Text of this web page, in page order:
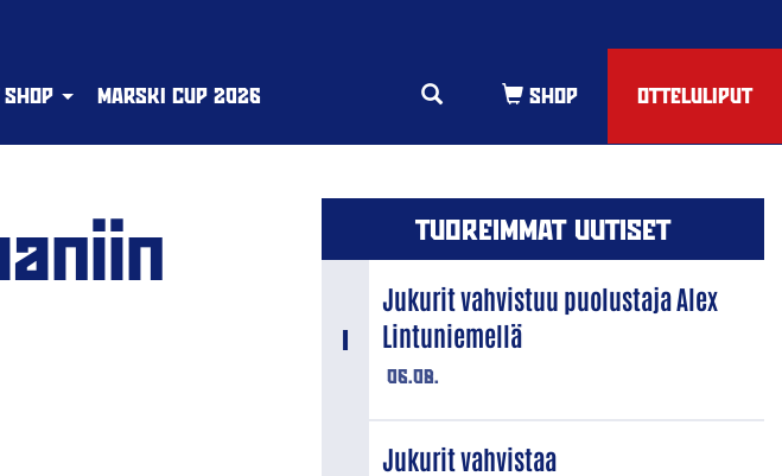
OTTELULIPUT
MARSKI CUP 2026
TUOREIMMAT UUTISET
06.08.
Jukurit vahvistuu puolustaja Alex
Lintuniemellä
Jukurit vahvistaa